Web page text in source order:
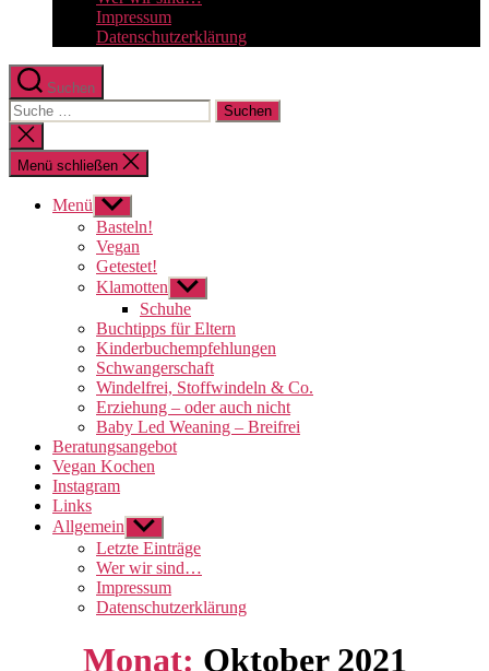
Impressum
Datenschutzerklärung
Suchen
Suche
nach:
Suche
schließen
Menü schließen
Menü Untermenü
anzeigen
Basteln!
Vegan
Getestet!
Klamotten Untermenü
anzeigen
Schuhe
Buchtipps für Eltern
Kinderbuchempfehlungen
Schwangerschaft
Windelfrei, Stoffwindeln & Co.
Erziehung – oder auch nicht
Baby Led Weaning – Breifrei
Beratungsangebot
Vegan Kochen
Instagram
Links
Allgemein Untermenü
anzeigen
Letzte Einträge
Wer wir sind…
Impressum
Datenschutzerklärung
Monat: Oktober 2021